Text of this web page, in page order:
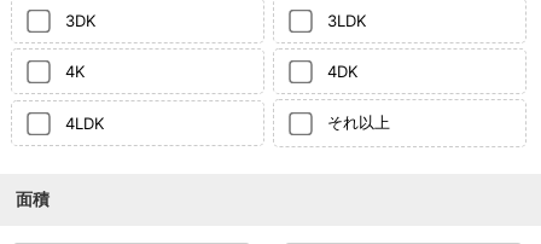
3DK 3LDK
4K 4DK
4LDK それ以上
面積